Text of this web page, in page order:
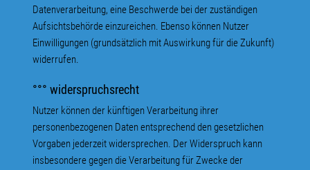
Datenverarbeitung, eine Beschwerde bei der zuständigen
Aufsichtsbehörde einzureichen. Ebenso können Nutzer
Einwilligungen (grundsätzlich mit Auswirkung für die Zukunft)
widerrufen.
°°° widerspruchsrecht
Nutzer können der künftigen Verarbeitung ihrer
personenbezogenen Daten entsprechend den gesetzlichen
Vorgaben jederzeit widersprechen. Der Widerspruch kann
insbesondere gegen die Verarbeitung für Zwecke der